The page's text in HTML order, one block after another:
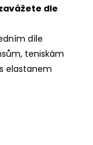
dle
díle
teniskám
elastanem